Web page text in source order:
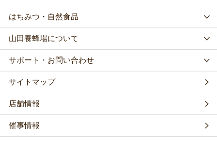
はちみつ・自然食品
山田養蜂場について
サポート・お問い合わせ
サイトマップ
店舗情報
催事情報